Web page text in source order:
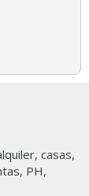
casas,
PH,